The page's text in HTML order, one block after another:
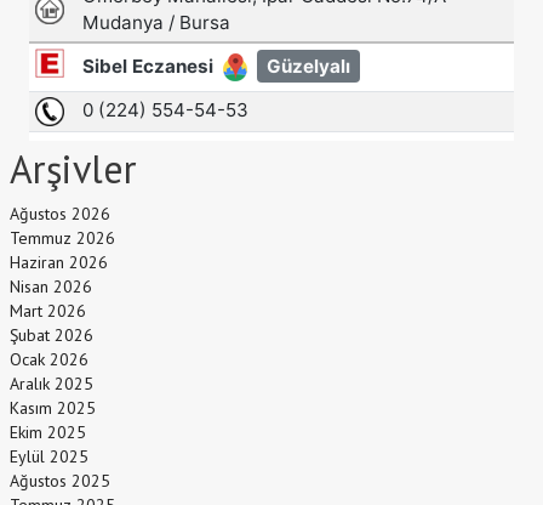
Arşivler
Ağustos 2026
Temmuz 2026
Haziran 2026
Nisan 2026
Mart 2026
Şubat 2026
Ocak 2026
Aralık 2025
Kasım 2025
Ekim 2025
Eylül 2025
Ağustos 2025